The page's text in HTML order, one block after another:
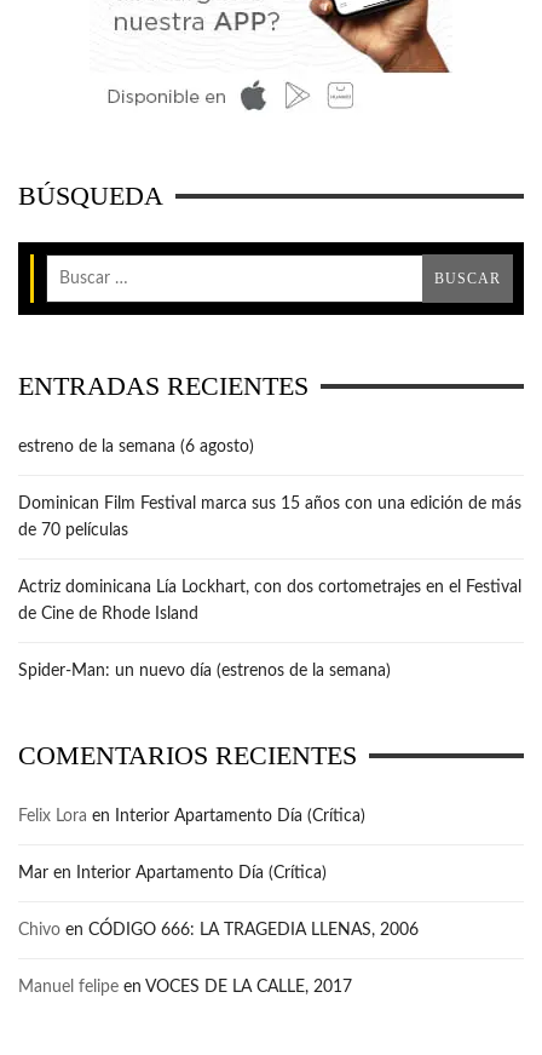
BÚSQUEDA
ENTRADAS RECIENTES
estreno de la semana (6 agosto)
Dominican Film Festival marca sus 15 años con una edición de más
de 70 películas
Actriz dominicana Lía Lockhart, con dos cortometrajes en el Festival
de Cine de Rhode Island
Spider-Man: un nuevo día (estrenos de la semana)
COMENTARIOS RECIENTES
Felix Lora en Interior Apartamento Día (Crítica)
Mar en Interior Apartamento Día (Crítica)
Chivo en CÓDIGO 666: LA TRAGEDIA LLENAS, 2006
Manuel felipe en VOCES DE LA CALLE, 2017